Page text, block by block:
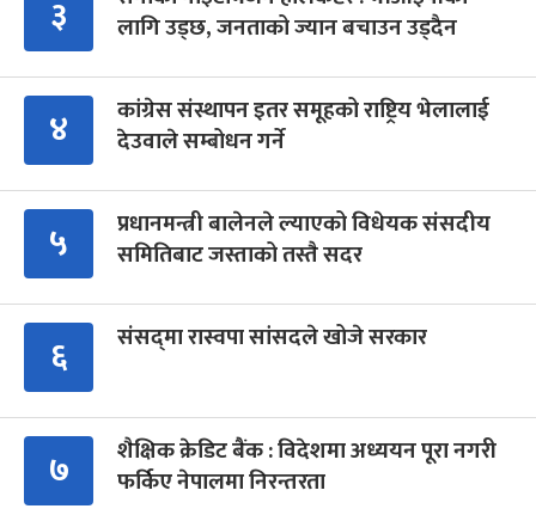
३
लागि उड्छ, जनताको ज्यान बचाउन उड्दैन
४
कांग्रेस संस्थापन इतर समूहको राष्ट्रिय भेलालाई
देउवाले सम्बोधन गर्ने
५
प्रधानमन्त्री बालेनले ल्याएको विधेयक संसदीय
समितिबाट जस्ताको तस्तै सदर
६ संसद्‍मा रास्वपा सांसदले खोजे सरकार
७
शैक्षिक क्रेडिट बैंक : विदेशमा अध्ययन पूरा नगरी
फर्किए नेपालमा निरन्तरता